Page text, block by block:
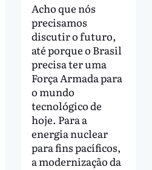
Acho que nós
precisamos
discutir o futuro,
até porque o Brasil
precisa ter uma
Força Armada para
o mundo
tecnológico de
hoje. Para a
energia nuclear
para fins pacíficos,
a modernização da